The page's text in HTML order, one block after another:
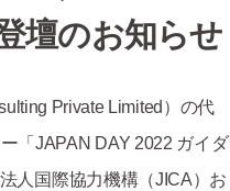
壇のお知らせ
Private Limited）の代
「JAPAN DAY 2022 ガイダ
人国際協力機構（JICA）お